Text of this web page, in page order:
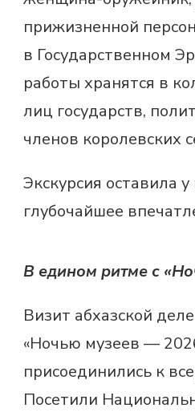
прижизненной
в Государственном
работы хранятся в
лиц государств,
членов королевских
Экскурсия оставила
глубочайшее
В едином ритме с
Визит абхазской
«Ночью музеев —
присоединились к
Посетили